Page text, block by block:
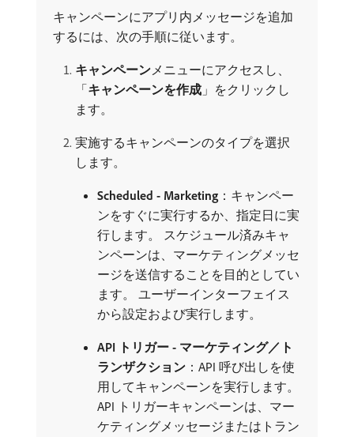
キャンペーンにアプリ内メッセージを追加
するには、次の手順に従います。
キャンペーン​メニューにアクセスし、
「キャンペーンを作成 」をクリックし
ます。
実施するキャンペーンのタイプを選択
します。
Scheduled - Marketing ：キャンペー
ンをすぐに実行するか、指定日に実
行します。 スケジュール済みキャ
ンペーンは、マーケティングメッセ
ージを送信することを目的としてい
ます。 ユーザーインターフェイス
から設定および実行します。
API トリガー - マーケティング／ト
ランザクション ：API 呼び出しを使
用してキャンペーンを実行します。
API トリガーキャンペーンは、マー
ケティングメッセージまたはトラン